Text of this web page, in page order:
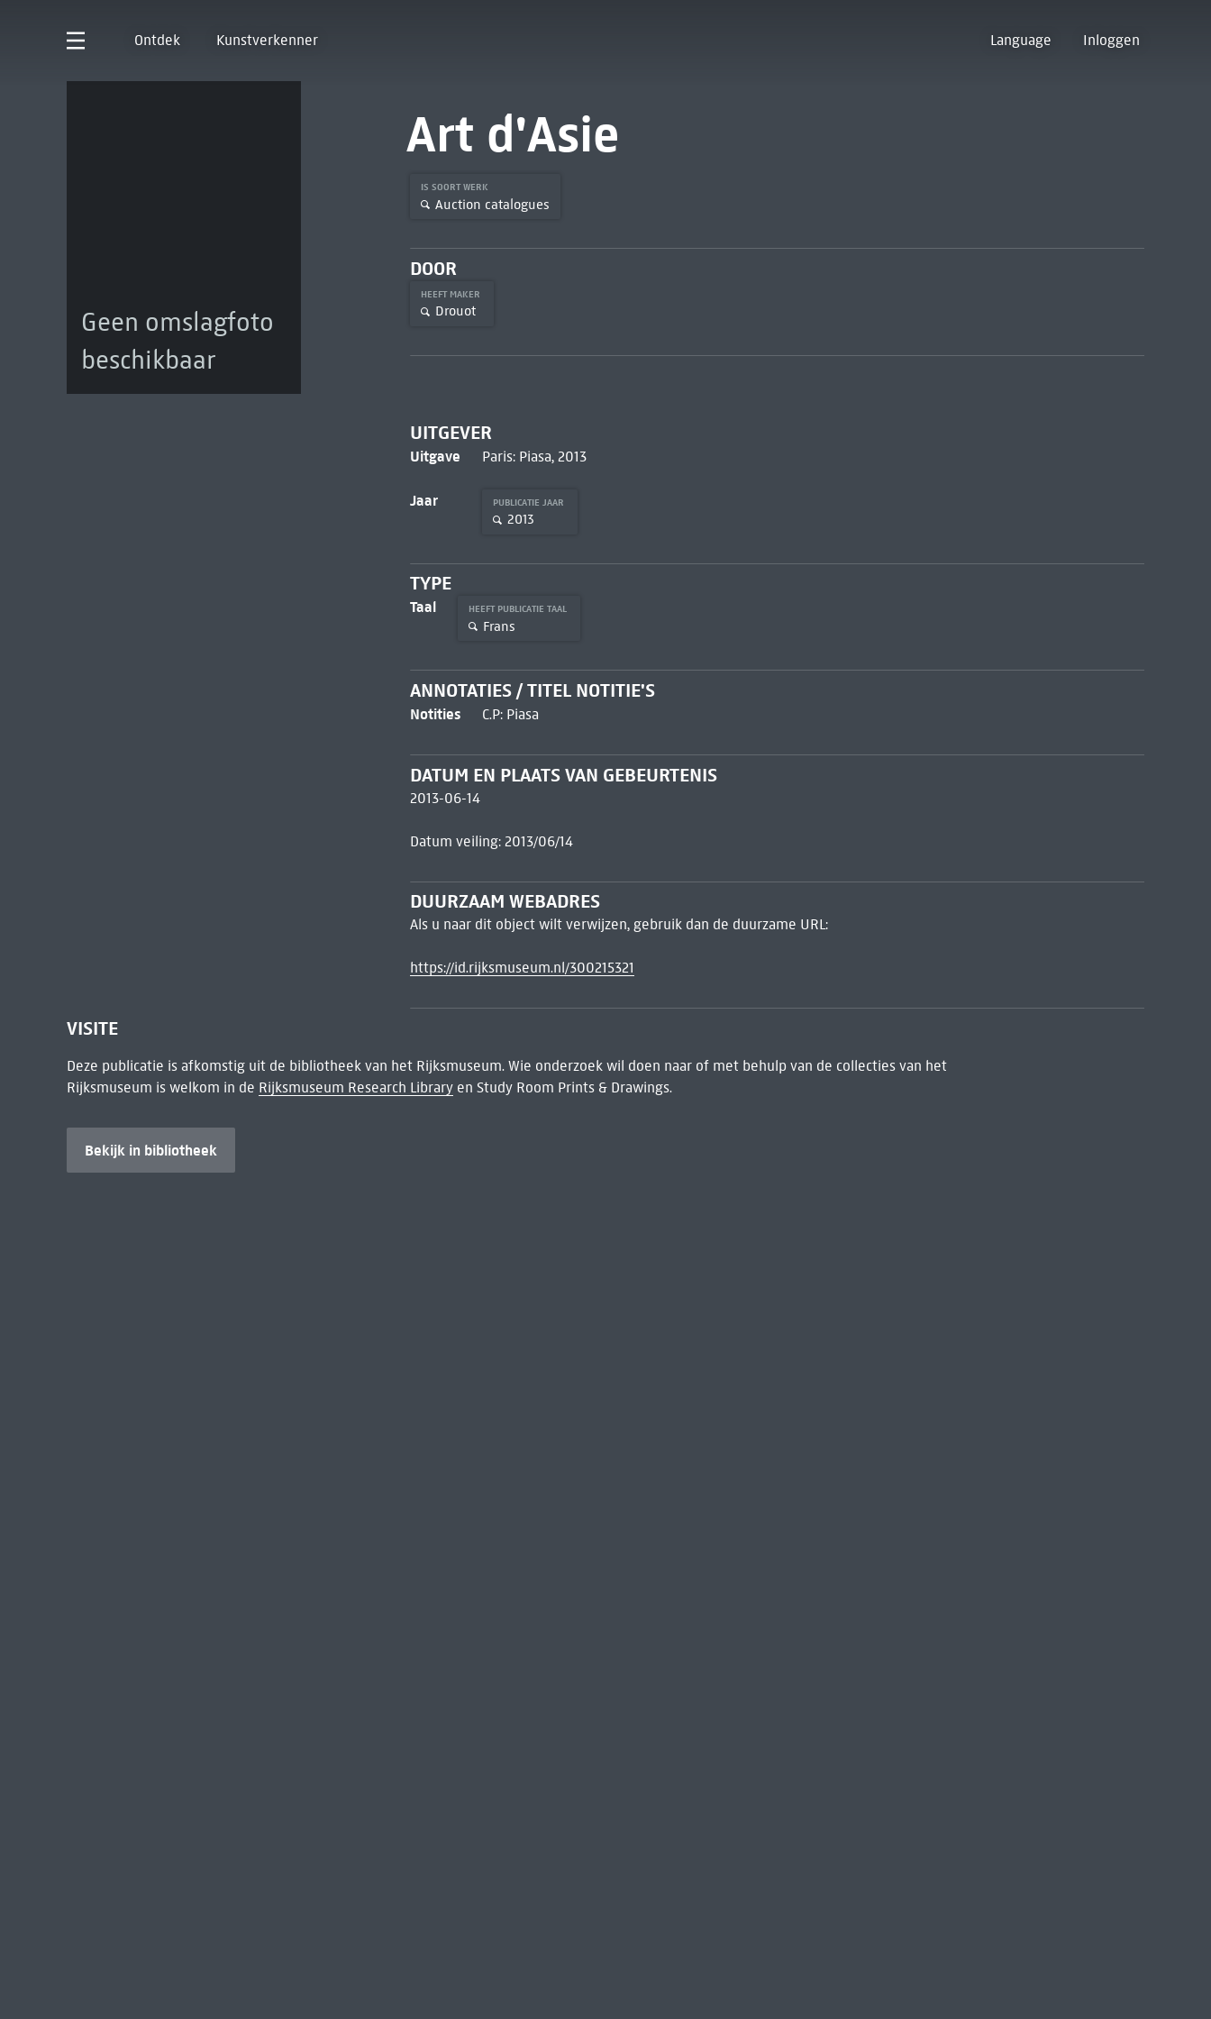
Ontdek Kunstverkenner Language Inloggen
Geen omslagfoto
beschikbaar
Art d'Asie
IS SOORT WERK
Auction catalogues
DOOR
HEEFT MAKER
Drouot
UITGEVER
Uitgave Paris: Piasa, 2013
Jaar PUBLICATIE JAAR
2013
TYPE
Taal HEEFT PUBLICATIE TAAL
Frans
ANNOTATIES / TITEL NOTITIE'S
Notities C.P: Piasa
DATUM EN PLAATS VAN GEBEURTENIS
2013-06-14
Datum veiling: 2013/06/14
DUURZAAM WEBADRES
Als u naar dit object wilt verwijzen, gebruik dan de duurzame URL:
https://id.rijksmuseum.nl/300215321
VISITE
Deze publicatie is afkomstig uit de bibliotheek van het Rijksmuseum. Wie onderzoek wil doen naar of met behulp van de collecties van het
Rijksmuseum is welkom in de Rijksmuseum Research Libraryen Study Room Prints & Drawings.
Bekijk in bibliotheek